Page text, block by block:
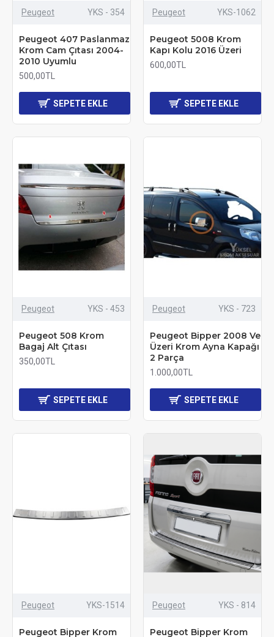
Peugeot YKS - 354
Peugeot 407 Paslanmaz
Krom Cam Çıtası 2004-
2010 Uyumlu
500,00TL
SEPETE EKLE
Peugeot YKS-1062
Peugeot 5008 Krom
Kapı Kolu 2016 Üzeri
600,00TL
SEPETE EKLE
Peugeot YKS - 453
Peugeot 508 Krom
Bagaj Alt Çıtası
350,00TL
SEPETE EKLE
Peugeot YKS - 723
Peugeot Bipper 2008 Ve
Üzeri Krom Ayna Kapağı
2 Parça
1.000,00TL
SEPETE EKLE
Peugeot YKS-1514
Peugeot Bipper Krom
Peugeot YKS - 814
Peugeot Bipper Krom